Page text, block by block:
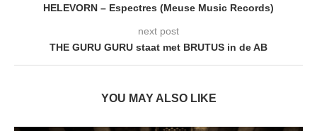
HELEVORN – Espectres (Meuse Music Records)
next post
THE GURU GURU staat met BRUTUS in de AB
YOU MAY ALSO LIKE